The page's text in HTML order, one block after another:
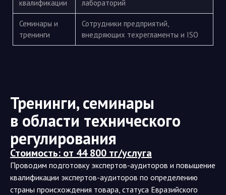
квалификации
лабораторий
Семинары и
тренинги
Сотрудники предприятий,
внедряющих техрегламенты и ISO
Тренинги, семинары
в области технического
регулирования
Стоимость: от 44 800 тг/услуга
Проводим подготовку экспертов-аудиторов и повышение
квалификации экспертов-аудиторов по определению
страны происхождения товара, статуса Евразийского